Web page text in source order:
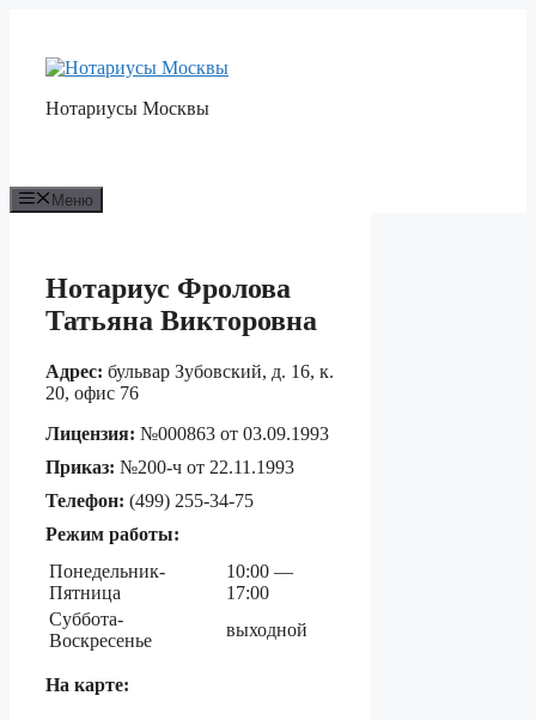
содержимому
Нотариусы Москвы
Меню
Нотариус Фролова
Татьяна Викторовна
Адрес: бульвар Зубовский, д. 16, к.
20, офис 76
Лицензия: №000863 от 03.09.1993
Приказ: №200-ч от 22.11.1993
Телефон: (499) 255-34-75
Режим работы:
Понедельник-
Пятница
10:00 —
17:00
Суббота-
Воскресенье
выходной
На карте: